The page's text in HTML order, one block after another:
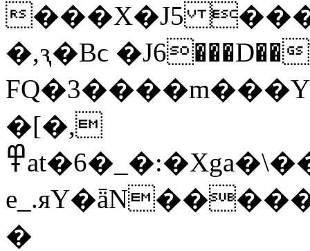
���X�J5
�,ԇ�Bϲ �J6���D��
�[�,
߾at�6�_�:�Xga�\��lBFi��F�o��|-
�